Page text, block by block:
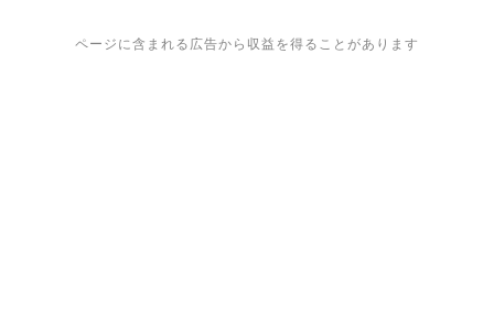
ページに含まれる広告から収益を得ることがあります